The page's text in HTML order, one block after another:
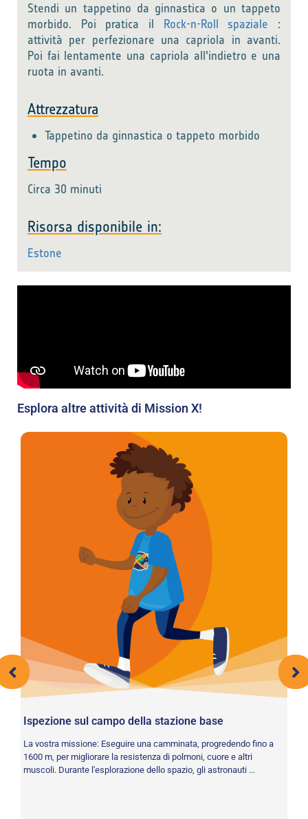
Stendi un tappetino da ginnastica o un tappeto
morbido. Poi pratica il Rock-n-Roll spaziale :
attività per perfezionare una capriola in avanti.
Poi fai lentamente una capriola all'indietro e una
ruota in avanti.
Attrezzatura
Tappetino da ginnastica o tappeto morbido
Tempo
Circa 30 minuti
Risorsa disponibile in:
Estone
Esplora altre attività di Mission X!
Ispezione sul campo della stazione base
La vostra missione: Eseguire una camminata, progredendo fino a
1600 m, per migliorare la resistenza di polmoni, cuore e altri
muscoli. Durante l'esplorazione dello spazio, gli astronauti ...